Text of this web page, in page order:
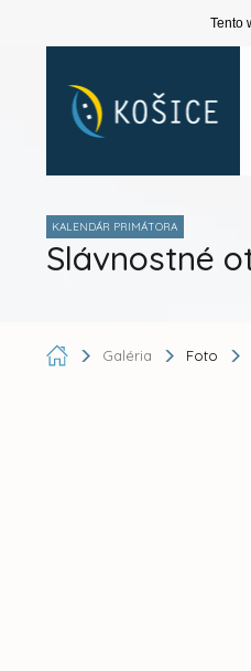
Tento
KALENDÁR PRIMÁTORA
Slávnostné
Galéria Foto